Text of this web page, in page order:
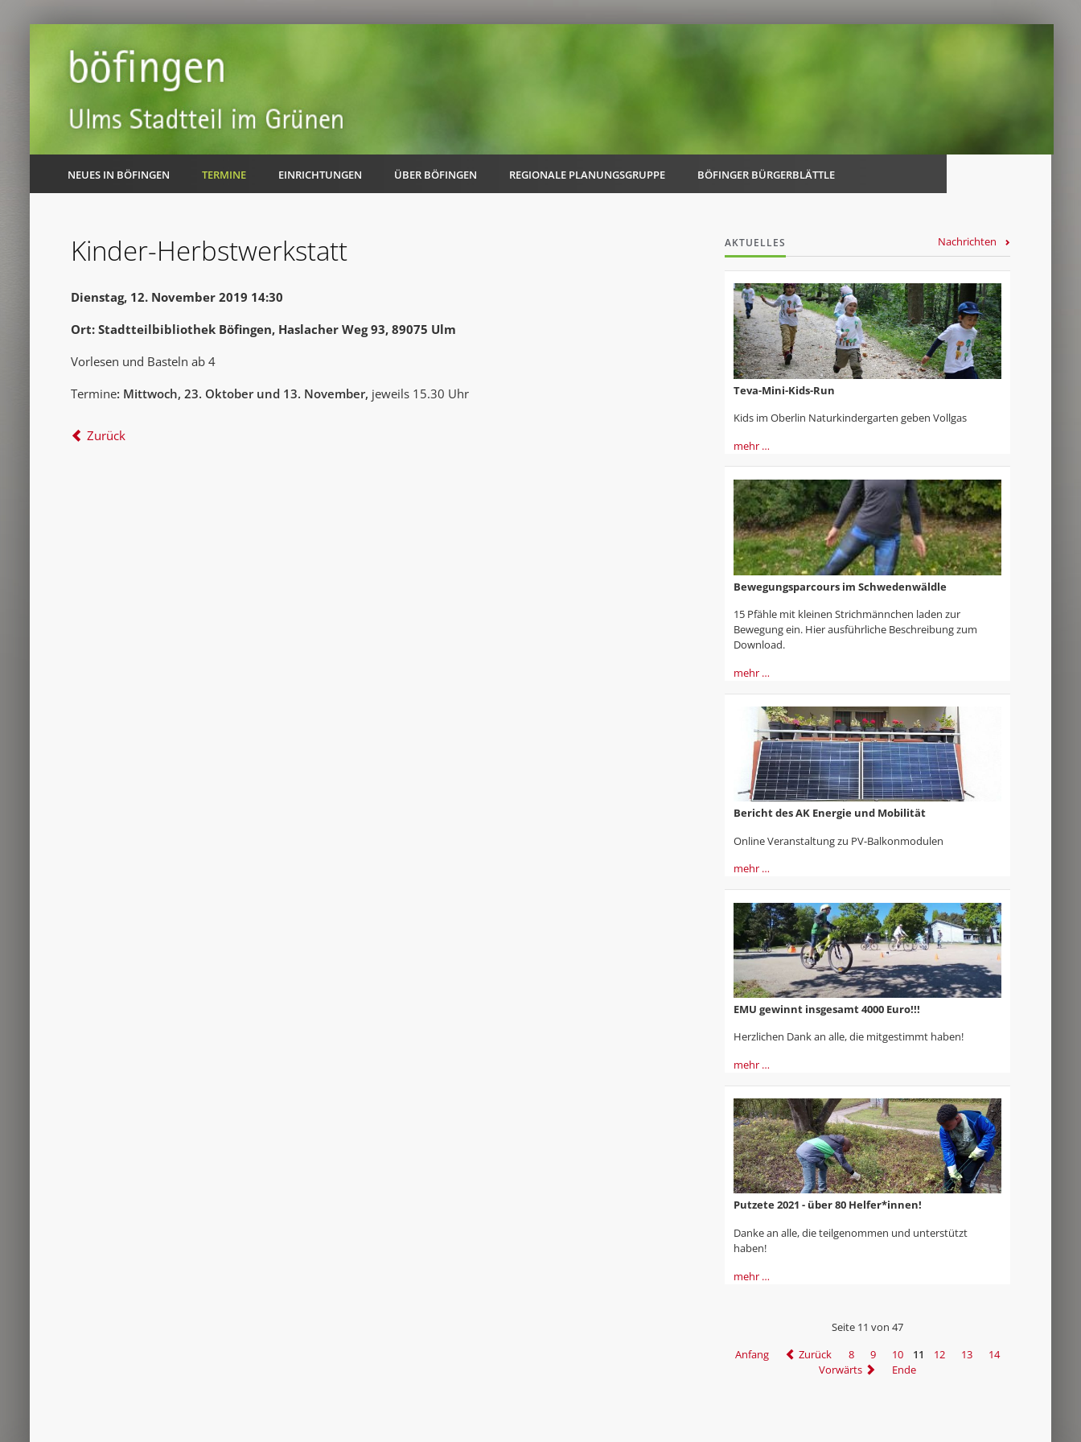
NEUES IN BÖFINGEN TERMINE EINRICHTUNGEN ÜBER BÖFINGEN REGIONALE PLANUNGSGRUPPE BÖFINGER BÜRGERBLÄTTLE
Kinder-Herbstwerkstatt
Dienstag, 12. November 2019 14:30
Ort: Stadtteilbibliothek Böfingen, Haslacher Weg 93, 89075 Ulm
Vorlesen und Basteln ab 4
Termine: Mittwoch, 23. Oktober und 13. November, jeweils 15.30 Uhr
Zurück
AKTUELLES Nachrichten
Teva-Mini-Kids-Run
Kids im Oberlin Naturkindergarten geben Vollgas
mehr …
Bewegungsparcours im Schwedenwäldle
15 Pfähle mit kleinen Strichmännchen laden zur
Bewegung ein. Hier ausführliche Beschreibung zum
Download.
mehr …
Bericht des AK Energie und Mobilität
Online Veranstaltung zu PV-Balkonmodulen
mehr …
EMU gewinnt insgesamt 4000 Euro!!!
Herzlichen Dank an alle, die mitgestimmt haben!
mehr …
Putzete 2021 - über 80 Helfer*innen!
Danke an alle, die teilgenommen und unterstützt
haben!
mehr …
Seite 11 von 47
Anfang
Zurück 8 9 10 11 12 13
14
Vorwärts
Ende